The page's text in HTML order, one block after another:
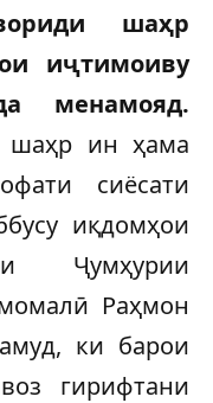
шаҳр
иҷтимоиву
менамояд.
шаҳр ин ҳама
сиёсати
иқдомҳои
Ҷумҳурии
Раҳмон
ки барои
гирифтани